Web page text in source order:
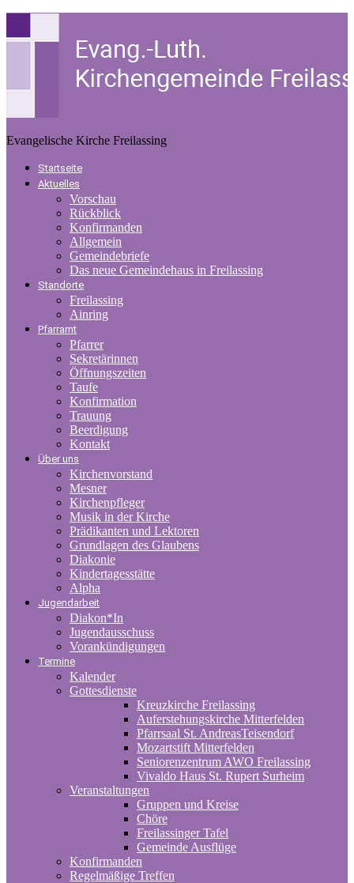
Evangelische Kirche Freilassing
Startseite
Aktuelles
Vorschau
Rückblick
Konfirmanden
Allgemein
Gemeindebriefe
Das neue Gemeindehaus in Freilassing
Standorte
Freilassing
Ainring
Pfarramt
Pfarrer
Sekretärinnen
Öffnungszeiten
Taufe
Konfirmation
Trauung
Beerdigung
Kontakt
Über uns
Kirchenvorstand
Mesner
Kirchenpfleger
Musik in der Kirche
Prädikanten und Lektoren
Grundlagen des Glaubens
Diakonie
Kindertagesstätte
Alpha
Jugendarbeit
Diakon*In
Jugendausschuss
Vorankündigungen
Termine
Kalender
Gottesdienste
Kreuzkirche Freilassing
Auferstehungskirche Mitterfelden
Pfarrsaal St. AndreasTeisendorf
Mozartstift Mitterfelden
Seniorenzentrum AWO Freilassing
Vivaldo Haus St. Rupert Surheim
Veranstaltungen
Gruppen und Kreise
Chöre
Freilassinger Tafel
Gemeinde Ausflüge
Konfirmanden
Regelmäßige Treffen